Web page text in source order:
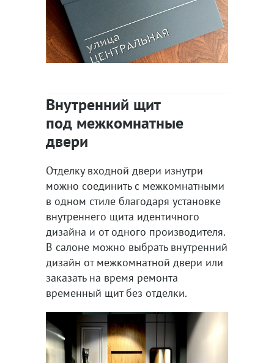
Внутренний щит
под межкомнатные
двери
Отделку входной двери изнутри
можно соединить с межкомнатными
в одном стиле благодаря установке
внутреннего щита идентичного
дизайна и от одного производителя.
В салоне можно выбрать внутренний
дизайн от межкомнатной двери или
заказать на время ремонта
временный щит без отделки.